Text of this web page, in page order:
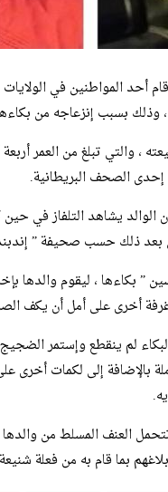
أحد المواطنين في الولايات
، وذلك بسبب إنزعاجه من
، والتي تبلغ من العمر
إحدى الصحف البريطانية.
الوالد يشاهد التلفاز في
بعد ذلك حسب صحيفة ”
” بكاءها ، ليقوم والدها
أخرى على أمل أن يكف
لم ينقطع وإستمر
بلغت 15 لكمة كاملة بالإضافة
العنف المسلط من
بما قام به من فعلة